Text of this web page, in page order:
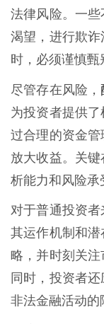
法律风险。一
渴望，进行欺
时，必须谨慎甄
尽管存在风险，
为投资者提供
过合理的资金
放大收益。关
析能力和风险承
对于普通投资
其运作机制和
略，并时刻关注
同时，投资者
非法金融活动的